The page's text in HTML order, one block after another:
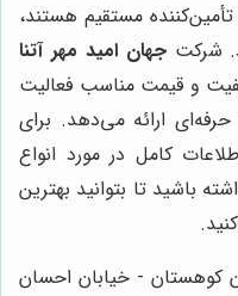
مستقیم هستند،
شرکتجهان امید مهر آتنا
و قیمت مناسب فعالیت
ارائه می‌دهد. برای
کامل در مورد انواع
باشید تا بتوانید بهترین
کوهستان - خیابان احسان